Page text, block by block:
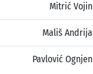
Mitrić Vojin
Mališ Andrija
Pavlović Ognjen